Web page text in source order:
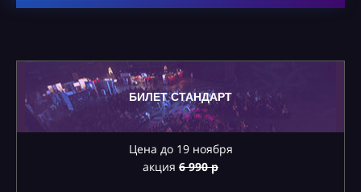
БИЛЕТ СТАНДАРТ
Цена до 19 ноября
акция 6990 р